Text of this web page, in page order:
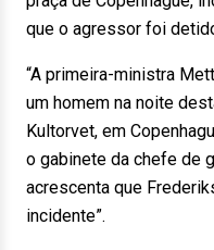
que o agressor foi
“A primeira-ministra
um homem na noite
Kultorvet, em
o gabinete da chefe de
acrescenta que
incidente”.